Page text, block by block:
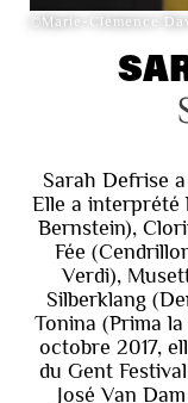
©Marie-Clémence
Sarah Defrise
Elle a interprété
Bernstein),
Fée
Verdi),
Silberklang
Tonina (Prima
octobre 2017,
du Gent
José Van